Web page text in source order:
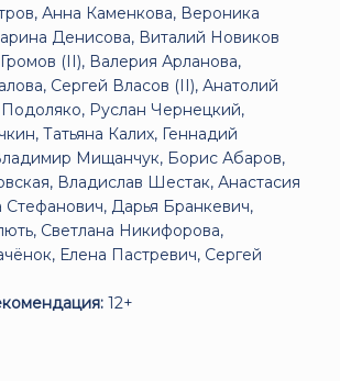
Анна Каменкова, Вероника
Денисова, Виталий Новиков
(II), Валерия Арланова,
Сергей Власов (II), Анатолий
Подоляко, Руслан Чернецкий,
Татьяна Калих, Геннадий
Мищанчук, Борис Абаров,
Владислав Шестак, Анастасия
Дарья Бранкевич,
Светлана Никифорова,
Елена Пастревич, Сергей
12+